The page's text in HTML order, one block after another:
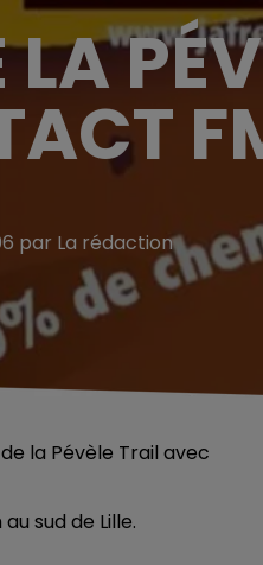
par La rédaction
la Pévèle Trail avec
sud de Lille.